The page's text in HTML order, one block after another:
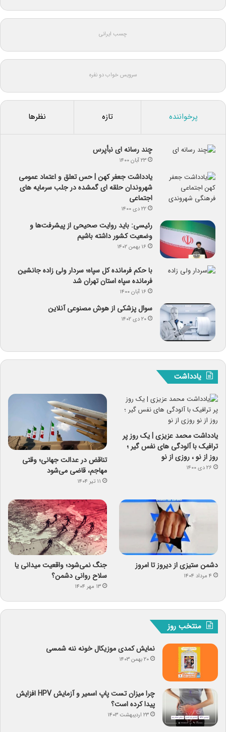
چسب ایرانی
سرویس خواب دو نفره
پرخواننده تازه نظرها
چند رسانه ای نبأپرس
۲۳ آبان ۱۴۰۰
یادداشت جعفر کهن | حس تعلق و اعتماد عمومی
شهروندان حلقه ای گمشده در جلب سرمایه های
اجتماعی
۲۲ دی ۱۴۰۰
رئیسی: باید روایت صحیحی از پیشرفت‌ها و
وضعیت کشور داشته باشیم
۱۶ بهمن ۱۴۰۲
با حکم فرمانده کل سپاه؛ سردار ولی زاده جانشین
فرمانده سپاه استان تهران شد
۱۶ آبان ۱۴۰۰
سوال پزشکی از هوش مصنوعی آنلاین
۲۰ دی ۱۴۰۲
یادداشت
یادداشت محمد عزیزی | یک روز پر
ترافیک با آلودگی های نفس گیر ؛
روز از نو ، روزی از نو
۲۶ دی ۱۴۰۰
تناقض در عدالت جهانی؛ وقتی
مهاجم، قاضی می‌شود
۱۱ تیر ۱۴۰۴
دشمن ستیزی از دیروز تا امروز
۴ مرداد ۱۴۰۴
جنگ نمی‌شود؛ واقعیت میدانی یا
سلاح روانی دشمن؟
۱۳ مهر ۱۴۰۴
منتخب روز
نمایش کمدی موزیکال خونه ننه شمسی
۲۰ بهمن ۱۴۰۳
چرا میزان تست پاپ اسمیر و آزمایش HPV افزایش
پیدا کرده است؟
۲۳ اردیبهشت ۱۴۰۳